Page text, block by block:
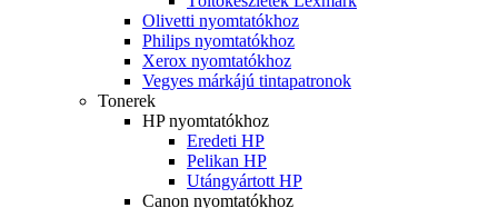
Olivetti nyomtatókhoz
Philips nyomtatókhoz
Xerox nyomtatókhoz
Vegyes márkájú tintapatronok
Tonerek
HP nyomtatókhoz
Eredeti HP
Pelikan HP
Utángyártott HP
Canon nyomtatókhoz